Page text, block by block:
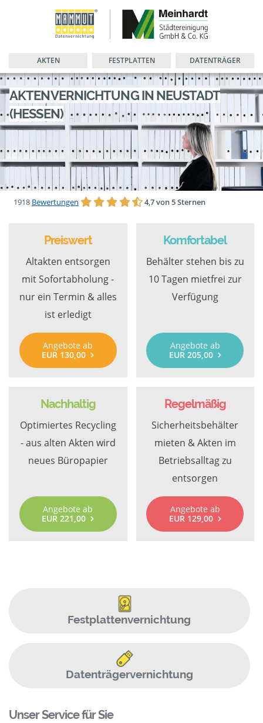
AKTEN FESTPLATTEN DATENTRÄGER
AKTENVERNICHTUNG IN NEUSTADT
(HESSEN)
1918 Bewertungen 4,7 von 5 Sternen
Preiswert
Altakten entsorgen
mit Sofortabholung -
nur ein Termin & alles
ist erledigt
Angebote ab
EUR 130,00
Komfortabel
Behälter stehen bis zu
10 Tagen mietfrei zur
Verfügung
Angebote ab
EUR 205,00
Nachhaltig
Optimiertes Recycling
- aus alten Akten wird
neues Büropapier
Angebote ab
EUR 221,00
Regelmäßig
Sicherheitsbehälter
mieten & Akten im
Betriebsalltag zu
entsorgen
Angebote ab
EUR 129,00
Festplattenvernichtung
Datenträgervernichtung
Unser Service für Sie